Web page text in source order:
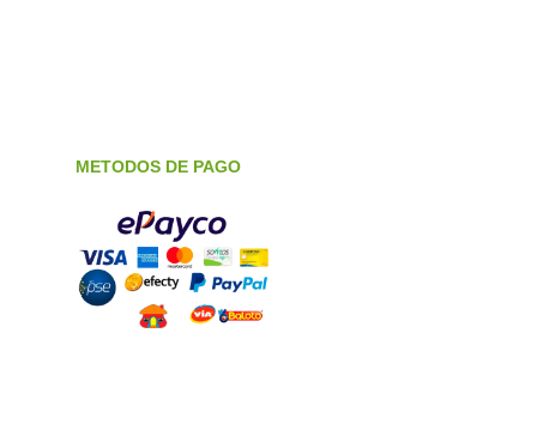
METODOS DE PAGO